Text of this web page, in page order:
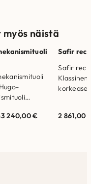
näistä
modernin
ja
3 240,00€
Safir
Safir
Klassinen
2 861,00